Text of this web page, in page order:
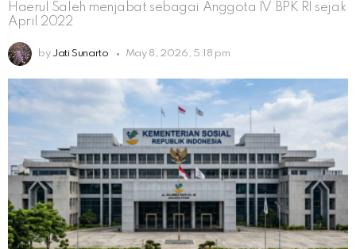
Haerul Saleh menjabat sebagai Anggota IV BPK RI sejak
April 2022
by Jati Sunarto May 8, 2026, 5:18 pm